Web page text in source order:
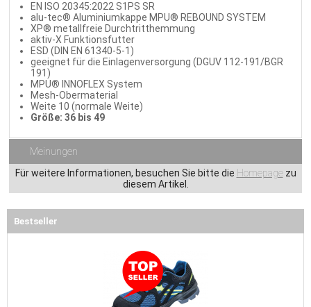
EN ISO 20345:2022 S1PS SR
alu-tec® Aluminiumkappe MPU® REBOUND SYSTEM
XP® metallfreie Durchtritthemmung
aktiv-X Funktionsfutter
ESD (DIN EN 61340-5-1)
geeignet für die Einlagenversorgung (DGUV 112-191/BGR
191)
MPU® INNOFLEX System
Mesh-Obermaterial
Weite 10 (normale Weite)
Größe: 36 bis 49
Meinungen
Für weitere Informationen, besuchen Sie bitte die Homepagezu
diesem Artikel.
Bestseller